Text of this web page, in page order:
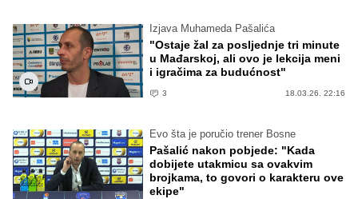
Izjava Muhameda Pašalića
"Ostaje žal za posljednje tri minute
u Mađarskoj, ali ovo je lekcija meni
i igračima za budućnost"
3 18.03.26. 22:16
Evo šta je poručio trener Bosne
Pašalić nakon pobjede: "Kada
dobijete utakmicu sa ovakvim
brojkama, to govori o karakteru ove
ekipe"